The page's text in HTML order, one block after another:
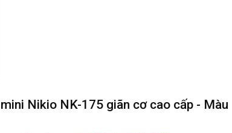
Nikio NK-175 giãn cơ cao cấp - Màu